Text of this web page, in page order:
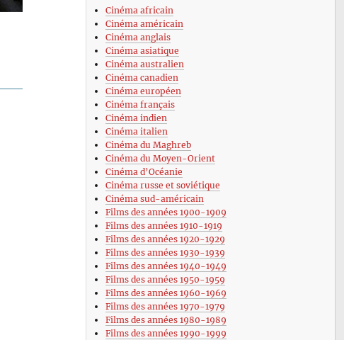
Cinéma africain
Cinéma américain
Cinéma anglais
Cinéma asiatique
Cinéma australien
Cinéma canadien
Cinéma européen
Cinéma français
Cinéma indien
Cinéma italien
Cinéma du Maghreb
Cinéma du Moyen-Orient
Cinéma d’Océanie
Cinéma russe et soviétique
Cinéma sud-américain
Films des années 1900-1909
Films des années 1910-1919
Films des années 1920-1929
Films des années 1930-1939
Films des années 1940-1949
Films des années 1950-1959
Films des années 1960-1969
Films des années 1970-1979
Films des années 1980-1989
Films des années 1990-1999